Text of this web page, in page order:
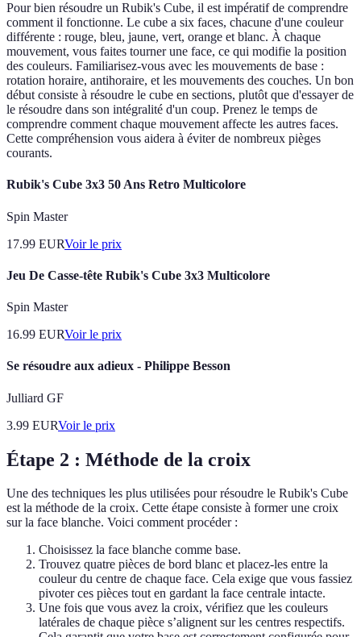
Pour bien résoudre un Rubik's Cube, il est impératif de comprendre
comment il fonctionne. Le cube a six faces, chacune d'une couleur
différente : rouge, bleu, jaune, vert, orange et blanc. À chaque
mouvement, vous faites tourner une face, ce qui modifie la position
des couleurs. Familiarisez-vous avec les mouvements de base :
rotation horaire, antihoraire, et les mouvements des couches. Un bon
début consiste à résoudre le cube en sections, plutôt que d'essayer de
le résoudre dans son intégralité d'un coup. Prenez le temps de
comprendre comment chaque mouvement affecte les autres faces.
Cette compréhension vous aidera à éviter de nombreux pièges
courants.
Rubik's Cube 3x3 50 Ans Retro Multicolore
Spin Master
17.99 EURVoir le prix
Jeu De Casse-tête Rubik's Cube 3x3 Multicolore
Spin Master
16.99 EURVoir le prix
Se résoudre aux adieux - Philippe Besson
Julliard GF
3.99 EURVoir le prix
Étape 2 : Méthode de la croix
Une des techniques les plus utilisées pour résoudre le Rubik's Cube
est la méthode de la croix. Cette étape consiste à former une croix
sur la face blanche. Voici comment procéder :
Choisissez la face blanche comme base.
Trouvez quatre pièces de bord blanc et placez-les entre la
couleur du centre de chaque face. Cela exige que vous fassiez
pivoter ces pièces tout en gardant la face centrale intacte.
Une fois que vous avez la croix, vérifiez que les couleurs
latérales de chaque pièce s’alignent sur les centres respectifs.